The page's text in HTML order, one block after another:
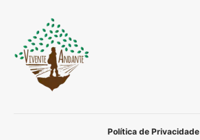
Política de Privacidade